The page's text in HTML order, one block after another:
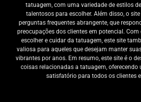
tatuagem, com uma variedade de estilos
talentosos para escolher. Além disso, o
perguntas frequentes abrangente, que
preocupações dos clientes em potencial.
escolher e cuidar da tatuagem, este site
valiosa para aqueles que desejam manter
vibrantes por anos. Em resumo, este site é o
coisas relacionadas a tatuagem, oferecendo
satisfatório para todos os clientes